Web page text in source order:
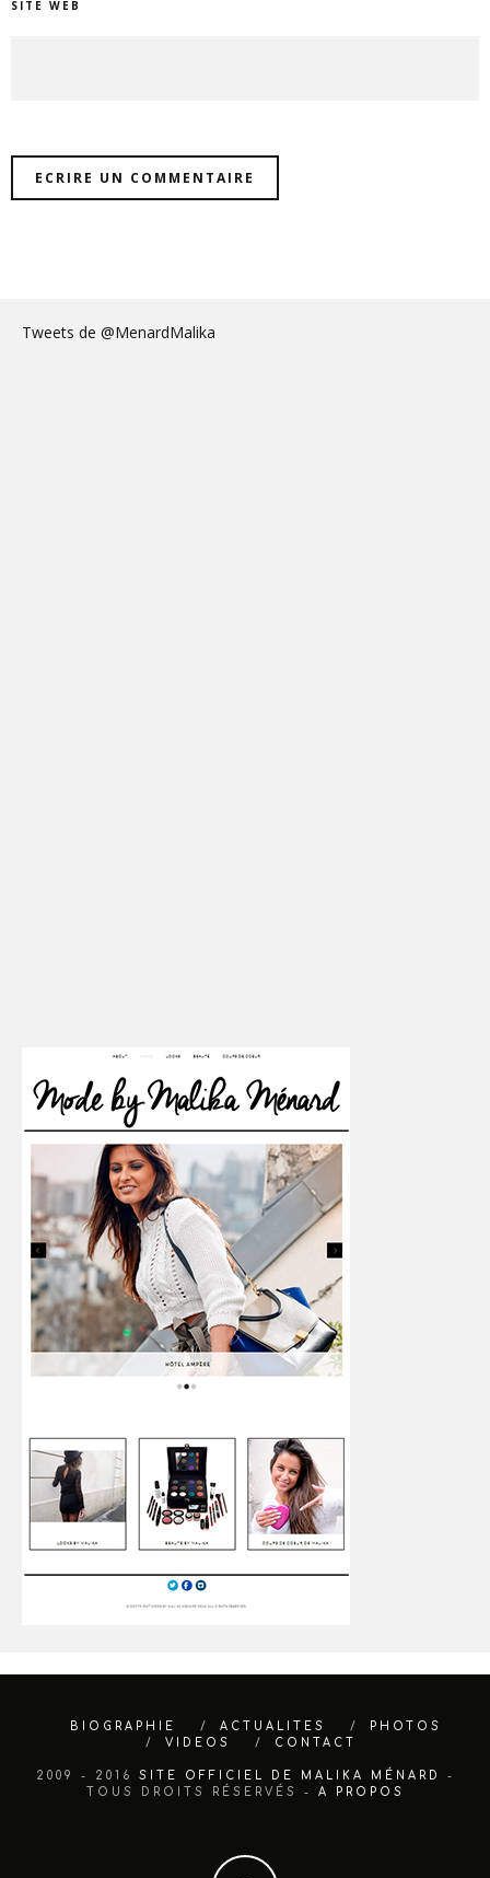
SITE WEB
Tweets de @MenardMalika
BIOGRAPHIE ACTUALITES
PHOTOS
VIDEOS
CONTACT
2009 - 2016 SITE OFFICIEL DE MALIKA MÉNARD
-
TOUS DROITS RÉSERVÉS - A PROPOS